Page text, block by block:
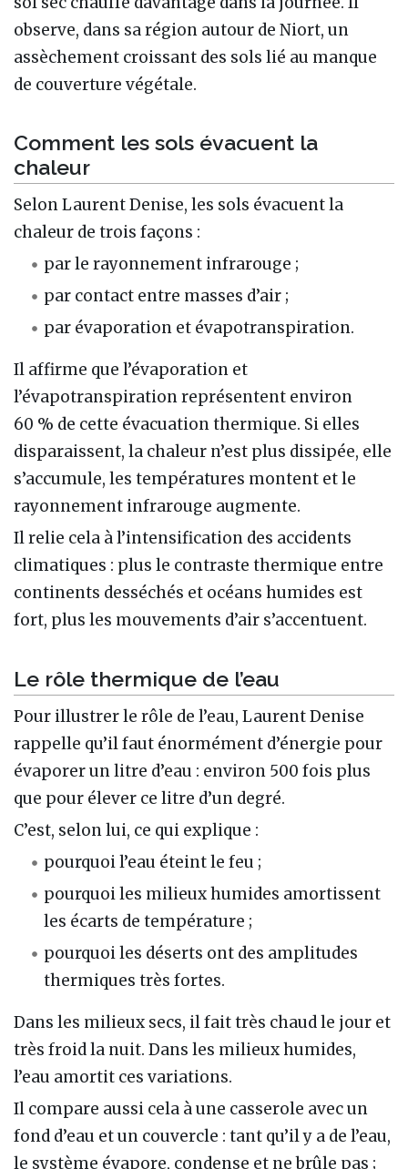
observe, dans sa région autour de Niort, un
assèchement croissant des sols lié au manque
de couverture végétale.
Comment les sols évacuent la
chaleur
Selon Laurent Denise, les sols évacuent la
chaleur de trois façons :
par le rayonnement infrarouge ;
par contact entre masses d’air ;
par évaporation et évapotranspiration.
Il affirme que l’évaporation et
l’évapotranspiration représentent environ
60 % de cette évacuation thermique. Si elles
disparaissent, la chaleur n’est plus dissipée, elle
s’accumule, les températures montent et le
rayonnement infrarouge augmente.
Il relie cela à l’intensification des accidents
climatiques : plus le contraste thermique entre
continents desséchés et océans humides est
fort, plus les mouvements d’air s’accentuent.
Le rôle thermique de l’eau
Pour illustrer le rôle de l’eau, Laurent Denise
rappelle qu’il faut énormément d’énergie pour
évaporer un litre d’eau : environ 500 fois plus
que pour élever ce litre d’un degré.
C’est, selon lui, ce qui explique :
pourquoi l’eau éteint le feu ;
pourquoi les milieux humides amortissent
les écarts de température ;
pourquoi les déserts ont des amplitudes
thermiques très fortes.
Dans les milieux secs, il fait très chaud le jour et
très froid la nuit. Dans les milieux humides,
l’eau amortit ces variations.
Il compare aussi cela à une casserole avec un
fond d’eau et un couvercle : tant qu’il y a de l’eau,
le système évapore, condense et ne brûle pas ;